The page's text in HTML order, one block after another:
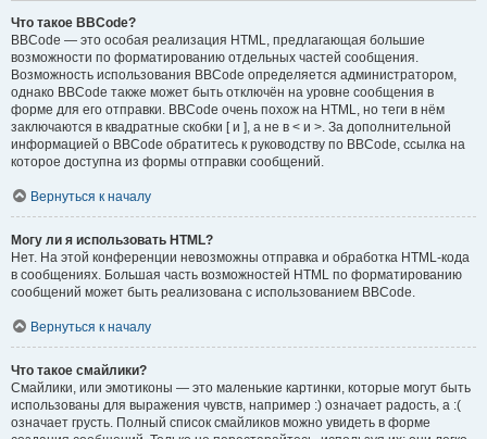
Что такое BBCode?
BBCode — это особая реализация HTML, предлагающая большие
возможности по форматированию отдельных частей сообщения.
Возможность использования BBCode определяется администратором,
однако BBCode также может быть отключён на уровне сообщения в
форме для его отправки. BBCode очень похож на HTML, но теги в нём
заключаются в квадратные скобки [ и ], а не в < и >. За дополнительной
информацией о BBCode обратитесь к руководству по BBCode, ссылка на
которое доступна из формы отправки сообщений.
Вернуться к началу
Могу ли я использовать HTML?
Нет. На этой конференции невозможны отправка и обработка HTML-кода
в сообщениях. Большая часть возможностей HTML по форматированию
сообщений может быть реализована с использованием BBCode.
Вернуться к началу
Что такое смайлики?
Смайлики, или эмотиконы — это маленькие картинки, которые могут быть
использованы для выражения чувств, например :) означает радость, а :(
означает грусть. Полный список смайликов можно увидеть в форме